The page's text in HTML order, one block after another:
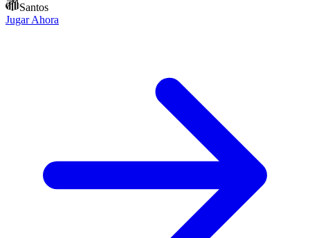
Santos
Jugar Ahora